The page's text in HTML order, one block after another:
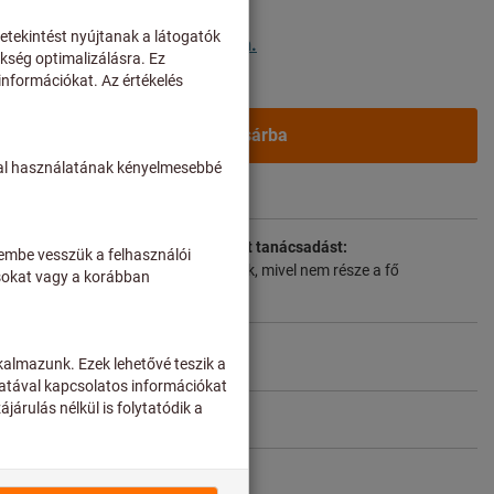
számára abejelentkezés után.
A kosárba
a szállítási időt és a korlátozott tanácsadást:
a gyártótól rendeljük meg Önnek, mivel nem része a fő
Cikk megosztása